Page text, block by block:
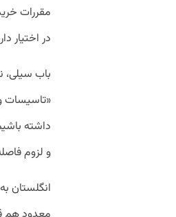
در اختیار
باب سیلی،
«تاسیسات
داشته
و لزوم
انگلستان